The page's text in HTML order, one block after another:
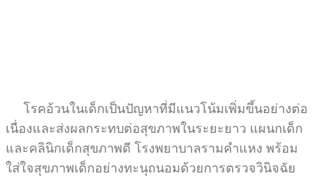
โรคอ้วนในเด็กเป็นปัญหาที่มีแนวโน้มเพิ่มขึ้นอย่างต่อ
เนื่องและส่งผลกระทบต่อสุขภาพในระยะยาว แผนกเด็ก
และคลินิกเด็กสุขภาพดี โรงพยาบาลรามคำแหง พร้อม
ใส่ใจสุขภาพเด็กอย่างทะนุถนอมด้วยการตรวจวินิจฉัย